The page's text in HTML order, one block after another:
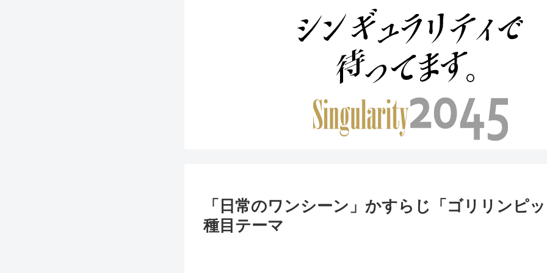
「日常のワンシーン」かすらじ「ゴリリンピ
種目テーマ